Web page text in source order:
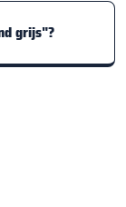
grijs"?